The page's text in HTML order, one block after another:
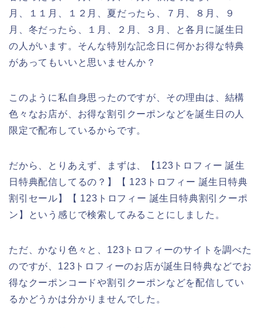
月、１１月、１２月、夏だったら、７月、８月、９
月、冬だったら、１月、２月、３月、と各月に誕生日
の人がいます。そんな特別な記念日に何かお得な特典
があってもいいと思いませんか？
このように私自身思ったのですが、その理由は、結構
色々なお店が、お得な割引クーポンなどを誕生日の人
限定で配布しているからです。
だから、とりあえず、まずは、【123トロフィー 誕生
日特典配信してるの？】【 123トロフィー 誕生日特典
割引セール】【 123トロフィー 誕生日特典割引クーポ
ン】という感じで検索してみることにしました。
ただ、かなり色々と、123トロフィーのサイトを調べた
のですが、123トロフィーのお店が誕生日特典などでお
得なクーポンコードや割引クーポンなどを配信してい
るかどうかは分かりませんでした。